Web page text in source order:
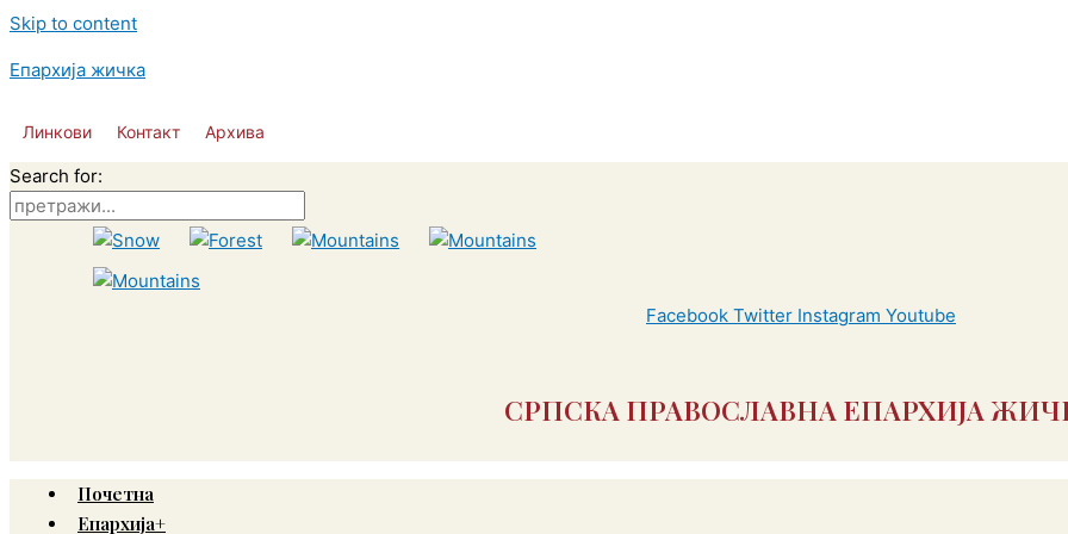
Skip to content
Епархија жичка
Линкови Контакт Архива
Search for:
Facebook Twitter Instagram Youtube
СРПСКА ПРАВОСЛАВНА ЕПАРХИЈА
Почетна
Епархија+